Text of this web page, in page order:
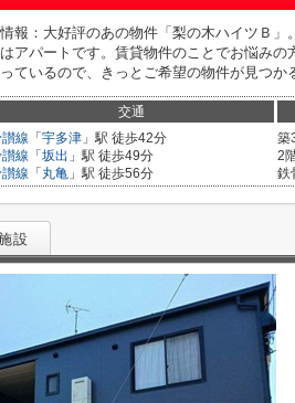
報：大好評のあの物件「梨の木ハイツＢ
アパートです。賃貸物件のことでお悩み
ているので、きっとご希望の物件が見つか
交通
線 「 宇多津 」駅 徒歩42分
線 「 坂出 」駅 徒歩49分
線 「 丸亀 」駅 徒歩56分
築
2
鉄
設